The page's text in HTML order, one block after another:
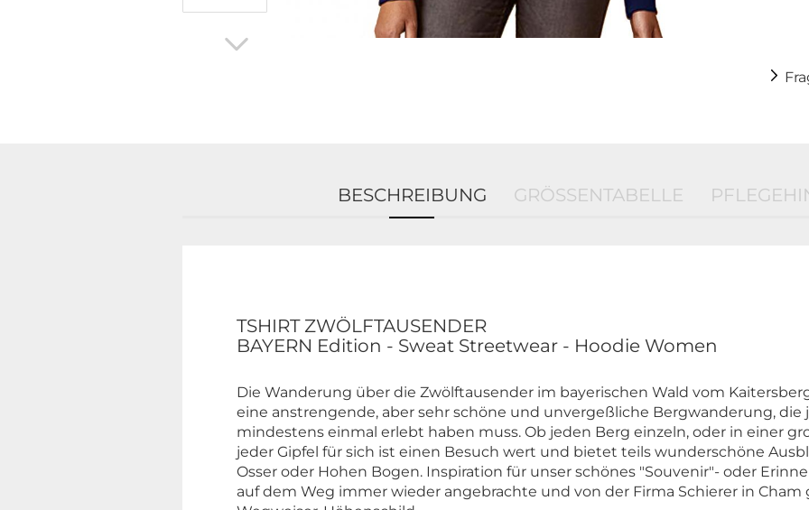
BESCHREIBUNG GRÖSSENTABELLE
TSHIRT ZWÖLFTAUSENDER
BAYERN Edition - Sweat Streetwear - Hoodie Women
Die Wanderung über die Zwölftausender im bayerischen Wald vom
eine anstrengende, aber sehr schöne und unvergeßliche Bergwanderung, die
mindestens einmal erlebt haben muss. Ob jeden Berg einzeln, oder in einer
jeder Gipfel für sich ist einen Besuch wert und bietet teils wunderschöne
Osser oder Hohen Bogen. Inspiration für unser schönes "Souvenir"- oder
auf dem Weg immer wieder angebrachte und von der Firma Schierer in Cham